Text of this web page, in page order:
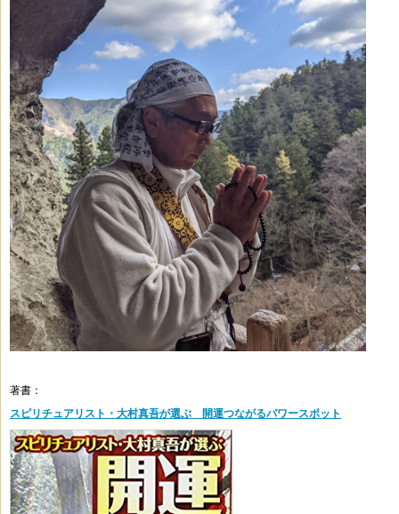
著書：
スピリチュアリスト・大村真吾が選ぶ 開運つながるパワースポット